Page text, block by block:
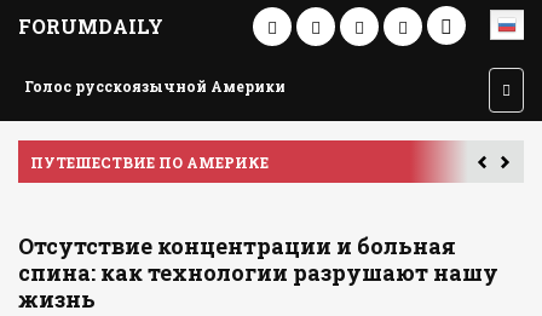
FORUMDAILY
Голос русскоязычной Америки
ПУТЕШЕСТВИЕ ПО АМЕРИКЕ
Отсутствие концентрации и больная
спина: как технологии разрушают нашу
жизнь